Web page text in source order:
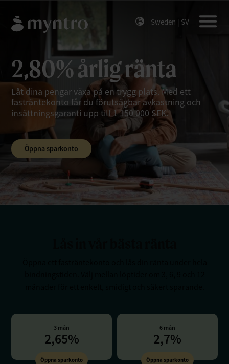
Sweden | SV
2,80% årlig ränta
Låt dina pengar växa på en trygg plats. Med ett
fasträntekonto får du förutsägbar avkastning och
insättningsgaranti upp till 1 150 000 SEK.
Öppna sparkonto
3 mån
2,65%
Öppna sparkonto
6 mån
2,7%
Öppna sparkonto